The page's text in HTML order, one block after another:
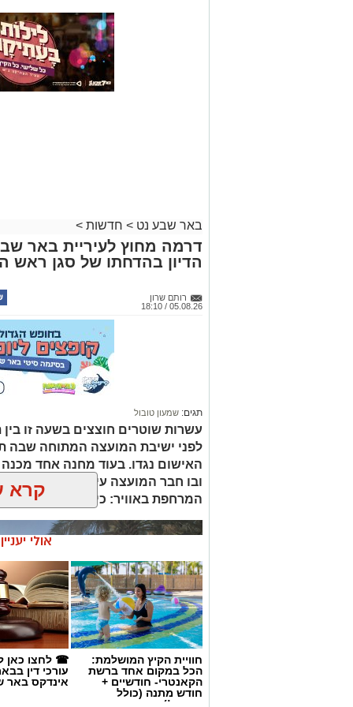
באר שבע נט > חדשות >
דרמה מחוץ לעיריית באר
הדיון בהדחתו של סגן ראש
רותם שרון
05.08.26 / 18:10
תגים: שמעון טובול
עשרות שוטרים חוצצים בשעה זו בין
לפני ישיבת המועצה המתוחה שבה
האישום נגדו. בעוד מחנה אחד
ובו חבר המועצה עידו אטיאס,
המרחפת באוויר: כיצד יכריע רוביק
קרא
אולי
חוויית הקיץ המושלמת:
הכל במקום אחד ברשת
הקאנטרי- חודשיים +
חודש מתנה (כולל
החגים!)
☎ לחצו כאן
עורכי דין
אינדקס באר